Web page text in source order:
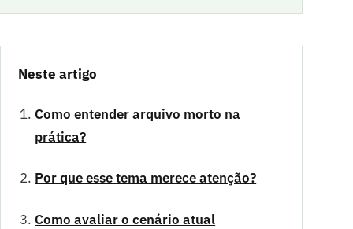
Neste artigo
Como entender arquivo morto na
prática?
Por que esse tema merece atenção?
Como avaliar o cenário atual